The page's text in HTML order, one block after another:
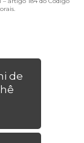
de
.